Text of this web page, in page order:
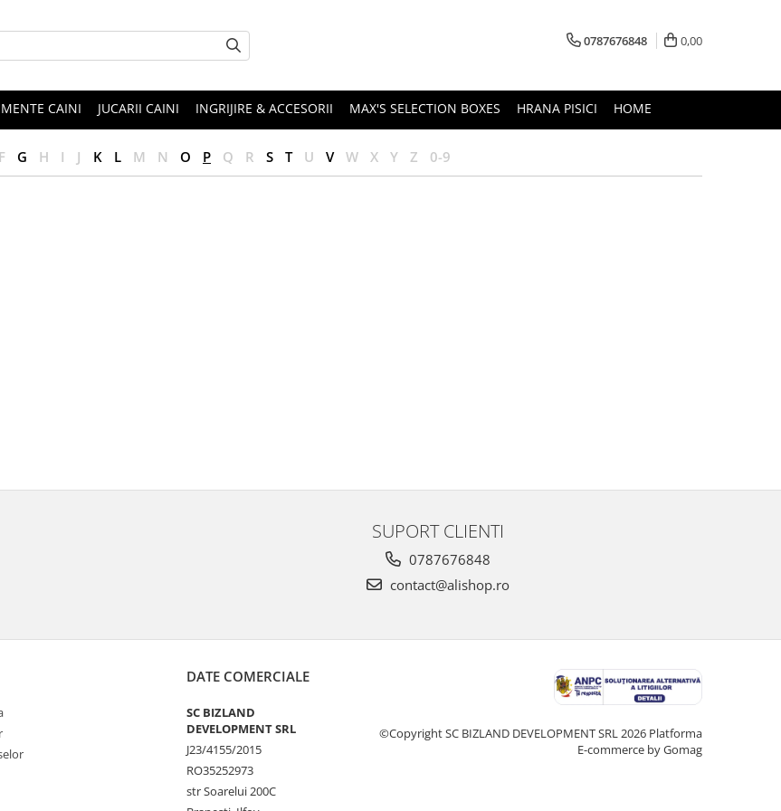
0787676848 0,00
CAINI JUCARII CAINI INGRIJIRE & ACCESORII MAX'S SELECTION BOXES HRANA PISICI HOME
F G H I J K L M N O P Q R S T U V W X Y Z 0-9
SUPORT CLIENTI
0787676848
contact@alishop.ro
DATE COMERCIALE
SC BIZLAND
DEVELOPMENT SRL
J23/4155/2015
RO35252973
str Soarelui 200C
©Copyright SC BIZLAND DEVELOPMENT SRL 2026 Platforma
E-commerce by Gomag